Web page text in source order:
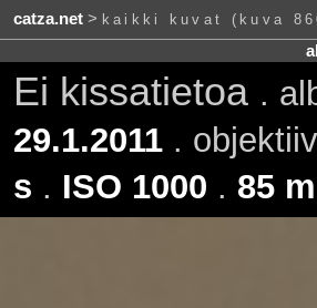
catza.net> kaikki kuvat (kuva
Ei kissatietoa .
29.1.2011.
s . ISO 1000 . 85